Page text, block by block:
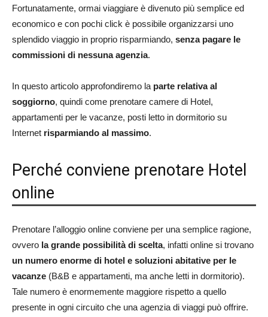
Fortunatamente, ormai viaggiare è divenuto più semplice ed
economico e con pochi click è possibile organizzarsi uno
splendido viaggio in proprio risparmiando, senza pagare le
commissioni di nessuna agenzia.
In questo articolo approfondiremo la parte relativa al
soggiorno, quindi come prenotare camere di Hotel,
appartamenti per le vacanze, posti letto in dormitorio su
Internet risparmiando al massimo.
Perché conviene prenotare Hotel
online
Prenotare l’alloggio online conviene per una semplice ragione,
ovvero la grande possibilità di scelta, infatti online si trovano
un numero enorme di hotel e soluzioni abitative per le
vacanze (B&B e appartamenti, ma anche letti in dormitorio).
Tale numero è enormemente maggiore rispetto a quello
presente in ogni circuito che una agenzia di viaggi può offrire.